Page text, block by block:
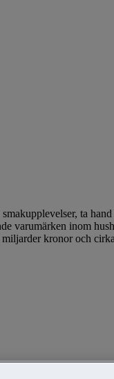
ta
varumärken inom
kronor och